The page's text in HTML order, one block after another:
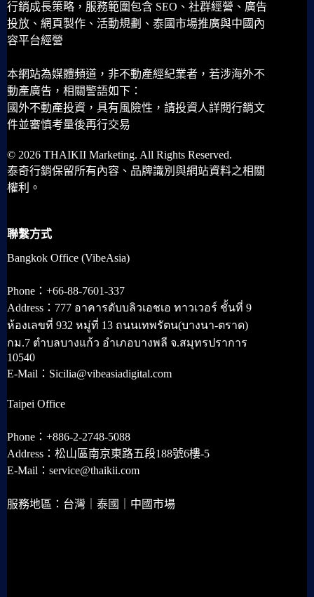
行銷成長策略，服務範圍包含 SEO、社群經營、廣告
投放、網頁製作、活動規劃、泰國市場推廣與中國內
容平台經營
本網站為媒體頻道，非不動產經紀業者，若涉海外不
動產廣告，相關警語如下：
國外不動產投資，具有風險性，請投資人詳閱行銷文
件並審慎考量後再行交易
© 2026 THAIKII Marketing. All Rights Reserved.
泰奇行銷保留所有內容、品牌識別與網站資料之相關
權利。
聯繫方式
Bangkok Office (VibeAsia)
Phone：+66-88-7601-337
Address：777 อาคารดับบลิวเอชเอ ทาวเวอร์ ชั้นที่ 9
ห้องเลขที่ 932 หมู่ที่ 13 ถนนเทพรัตน(บางนา-ตราด)
กม.7 ตำบลบางแก้ว อำเภอบางพลี จ.สมุทรปราการ
10540
E-Mail：Sicilia@vibeasiadigital.com
Taipei Office
Phone：+886-2-2748-5088
Address：松山區南京東路五段188號6樓-5
E-Mail：service@thaikii.com
服務地區：台灣｜泰國｜中國市場